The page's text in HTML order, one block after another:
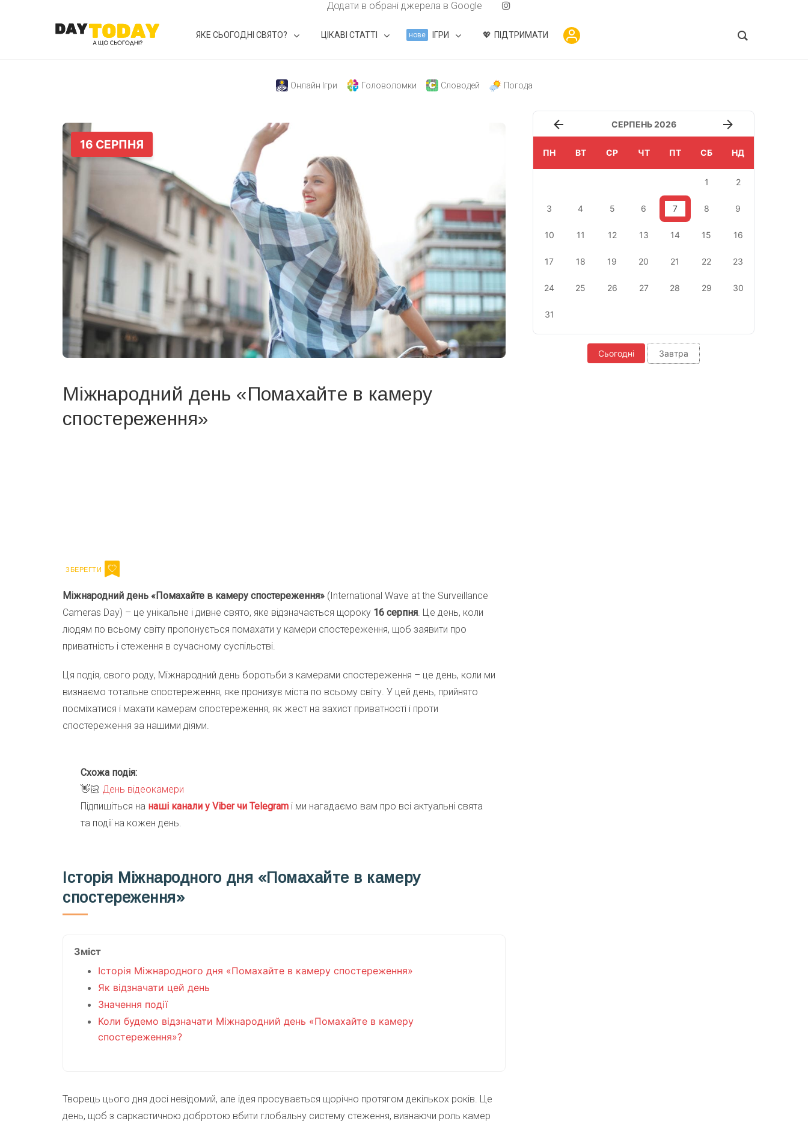
Додати в обрані джерела в Google
ЯКЕ СЬОГОДНІ СВЯТО? ЦІКАВІ СТАТТІ нове ІГРИ ПІДТРИМАТИ
Онлайн Ігри Головоломки Словодей Погода
Міжнародний день «Помахайте в камеру
спостереження»
Міжнародний день «Помахайте в камеру спостереження» (International Wave at the Surveillance
Cameras Day) – це унікальне і дивне свято, яке відзначається щороку 16 серпня. Це день, коли
людям по всьому світу пропонується помахати у камери спостереження, щоб заявити про
приватність і стеження в сучасному суспільстві.
Ця подія, свого роду, Міжнародний день боротьби з камерами спостереження – це день, коли ми
визнаємо тотальне спостереження, яке пронизує міста по всьому світу. У цей день, прийнято
посміхатися і махати камерам спостереження, як жест на захист приватності і проти
спостереження за нашими діями.
Схожа подія:
👋🏻 День відеокамери
Підпишіться на наші канали у Viber чи Telegram і ми нагадаємо вам про всі актуальні свята
та події на кожен день.
Історія Міжнародного дня «Помахайте в камеру
спостереження»
Зміст
Історія Міжнародного дня «Помахайте в камеру спостереження»
Як відзначати цей день
Значення події
Коли будемо відзначати Міжнародний день «Помахайте в камеру
спостереження»?
Творець цього дня досі невідомий, але ідея просувається щорічно протягом декількох років. Це
день, щоб з саркастичною добротою вбити глобальну систему стеження, визнаючи роль камер
СЕРПЕНЬ 2026
ПН ВТ СР ЧТ ПТ СБ НД
1 2
3 4 5 6 7 8 9
10 11 12 13 14 15 16
17 18 19 20 21 22 23
24 25 26 27 28 29 30
31
Сьогодні Завтра